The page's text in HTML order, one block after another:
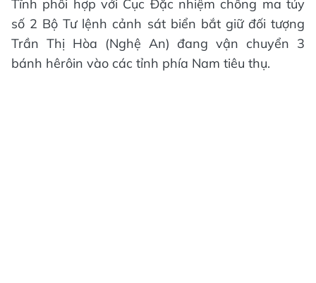
Tĩnh phối hợp với Cục Đặc nhiệm chống ma túy
số 2 Bộ Tư lệnh cảnh sát biển bắt giữ đối tượng
Trần Thị Hòa (Nghệ An) đang vận chuyển 3
bánh hêrôin vào các tỉnh phía Nam tiêu thụ.